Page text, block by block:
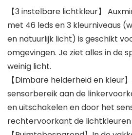
【3 instelbare lichtkleur】
met 46 leds en 3 kleurniveaus
en natuurlijk licht) is geschikt
omgevingen. Je ziet alles in de
weinig licht.
【Dimbare helderheid en kleur
sensorbereik aan de
en uitschakelen en door het
rechtervoorkant de lichtkleuren